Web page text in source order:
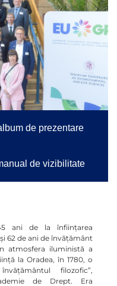
de prezentare
de vizibilitate
ani de la înființarea
62 de ani de învăţământ
atmosfera iluministă a
la Oradea, în 1780, o
filozofic”,
de Drept. Era